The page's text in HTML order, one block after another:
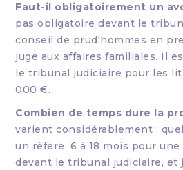
Faut-il obligatoirement un
pas obligatoire devant le
conseil de prud'hommes en
juge aux affaires familiales. Il
le tribunal judiciaire pour les
000 €.
Combien de temps dure la
varient considérablement :
un référé, 6 à 18 mois pour
devant le tribunal judiciaire, et